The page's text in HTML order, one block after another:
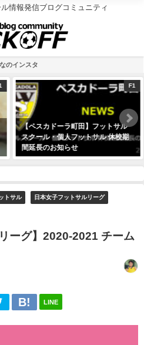
情報発信ブログコミュニティ
のインスタ
F2
【F2】柏が2020-21シーズンの背
番号を発表 注目の「14番」は内
野脩麻か、白方秀和か!?
トサル 日本女子フットサルリーグ
ーグ】2020-2021 チーム
LINE